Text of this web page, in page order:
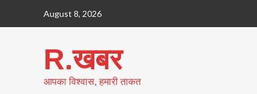
August 8, 2026
R.खबर
आपका विश्वास, हमारी ताकत